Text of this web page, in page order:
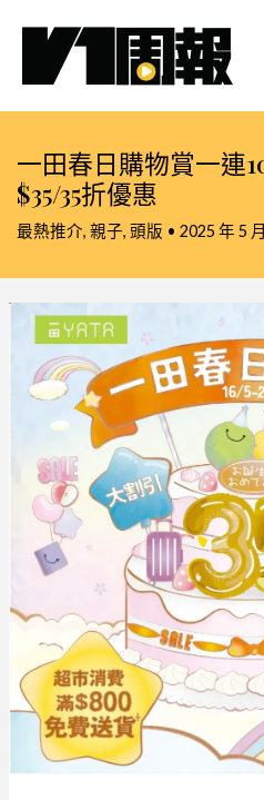
一田春日購物賞一
$35/35折優惠
最熱推介, 親子, 頭版 • 2025 年 5